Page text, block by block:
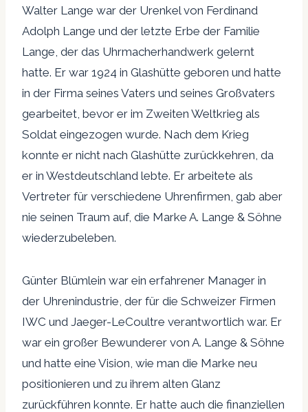
Walter Lange war der Urenkel von Ferdinand
Adolph Lange und der letzte Erbe der Familie
Lange, der das Uhrmacherhandwerk gelernt
hatte. Er war 1924 in Glashütte geboren und hatte
in der Firma seines Vaters und seines Großvaters
gearbeitet, bevor er im Zweiten Weltkrieg als
Soldat eingezogen wurde. Nach dem Krieg
konnte er nicht nach Glashütte zurückkehren, da
er in Westdeutschland lebte. Er arbeitete als
Vertreter für verschiedene Uhrenfirmen, gab aber
nie seinen Traum auf, die Marke A. Lange & Söhne
wiederzubeleben.
Günter Blümlein war ein erfahrener Manager in
der Uhrenindustrie, der für die Schweizer Firmen
IWC und Jaeger-LeCoultre verantwortlich war. Er
war ein großer Bewunderer von A. Lange & Söhne
und hatte eine Vision, wie man die Marke neu
positionieren und zu ihrem alten Glanz
zurückführen konnte. Er hatte auch die finanziellen